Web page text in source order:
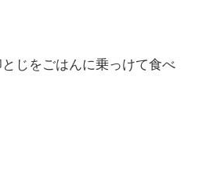
じをごはんに乗っけて食べ